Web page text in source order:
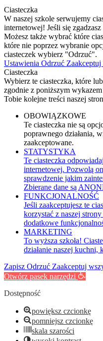
Ciasteczka
W naszej szkole serwujemy
internetowej! Jeśli się
Możesz także wybrać które
które nie poprzez wybranie
ciasteczek wybierz "Odrzuć".
Ustawienia Odrzuć
Ciasteczka
Wybierz te ciasteczka, które
zgodnie z poniższym
Tobie kolejne treści naszej
OBOWIĄZKOWE
Te ciasteczka nie są
poprawnego działania,
zaakceptowane.
STATYSTYKA
Te ciasteczka
internetowej. Pozwolą
sprawdzenie jakim
Zbierane dane są
FUNKCJONALNOŚĆ
Jeśli zaakceptujesz te
korzystać z naszej
dodatkowe
MARKETING
To wyższa szkoła!
działanie naszej kuchni,
Zapisz Odrzuć Zaakceptuj
Otwórz pasek narzędzi
Dostępność
powiększ czcionkę
pomniejsz czcionkę
skala szarości